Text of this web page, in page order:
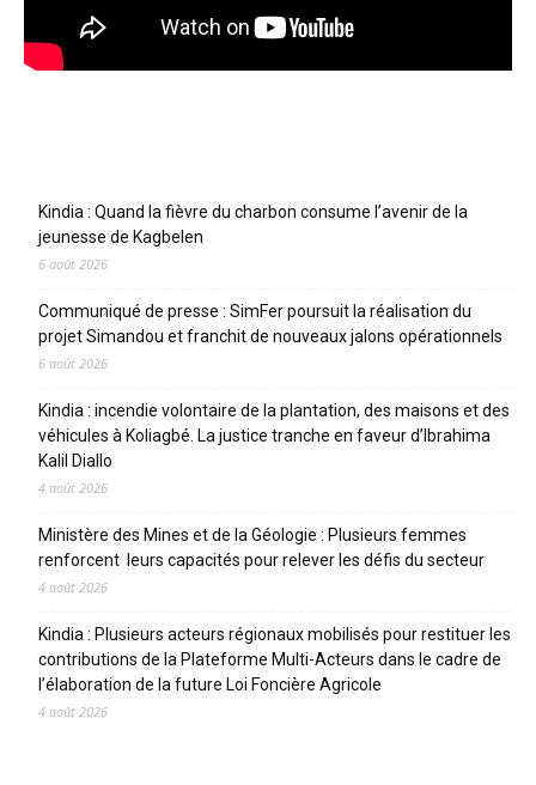
Kindia : Quand la fièvre du charbon consume l’avenir de la
jeunesse de Kagbelen
6 août 2026
Communiqué de presse : SimFer poursuit la réalisation du
projet Simandou et franchit de nouveaux jalons opérationnels
6 août 2026
Kindia : incendie volontaire de la plantation, des maisons et des
véhicules à Koliagbé. La justice tranche en faveur d’Ibrahima
Kalil Diallo
4 août 2026
Ministère des Mines et de la Géologie : Plusieurs femmes
renforcent leurs capacités pour relever les défis du secteur
4 août 2026
Kindia : Plusieurs acteurs régionaux mobilisés pour restituer les
contributions de la Plateforme Multi-Acteurs dans le cadre de
l’élaboration de la future Loi Foncière Agricole
4 août 2026